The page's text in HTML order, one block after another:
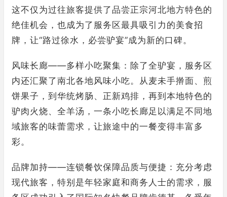
这不仅为过往旅客提供了品尝正宗河北地方特色的
绝佳机会，也成为了服务区最具吸引力的美食招
牌，让“路过徐水，必尝驴宴”成为新的口碑。
风味长廊——多样小吃聚集：除了全驴宴，服务区
内还汇聚了南北各地风味小吃。从麦未手擀面、煎
饼果子，到华统烤肠、正新鸡排，再到本地特色的
驴肉火烧、全羊汤，一条小吃长廊足以满足不同地
域旅客的味蕾需求，让旅途中的一餐变得丰富多
彩。
品牌加持——连锁餐饮保障品质与便捷：充分考虑
现代旅客，特别是年轻家庭和商务人士的需求，服